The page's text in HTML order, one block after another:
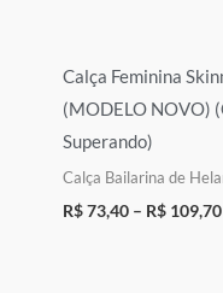
Calça Feminina
(MODELO NOVO)
Superando)
Calça Bailarina de
R$73,40 – R$ 109,70